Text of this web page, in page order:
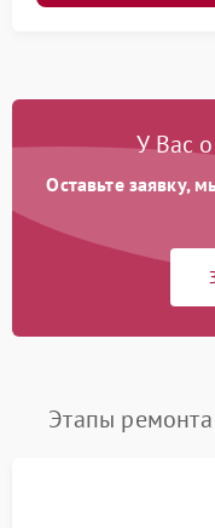
У Вас
Оставьте заявку,
Этапы